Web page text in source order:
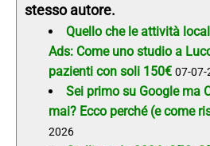
stesso autore.
Quello che le attività
Ads: Come uno studio a
pazienti con soli 150€ 07-07-
Sei primo su Google ma
mai? Ecco perché (e come
2026